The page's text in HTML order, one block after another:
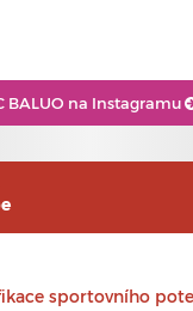
BALUO na Instagramu
sportovního